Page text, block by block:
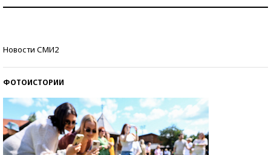
Новости СМИ2
ФОТОИСТОРИИ